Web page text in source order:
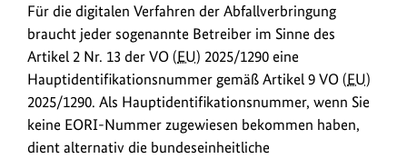
Für die digitalen Verfahren der Abfallverbringung
braucht jeder sogenannte Betreiber im Sinne des
Artikel 2 Nr. 13 der VO (EU) 2025/1290 eine
Hauptidentifikationsnummer gemäß Artikel 9 VO (EU)
2025/1290. Als Hauptidentifikationsnummer, wenn Sie
keine EORI-Nummer zugewiesen bekommen haben,
dient alternativ die bundeseinheitliche